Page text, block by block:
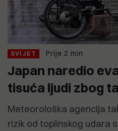
SVIJET Prije 2 min
Japan naredio
tisuća ljudi zbog
Meteorološka agencija
rizik od toplinskog udara